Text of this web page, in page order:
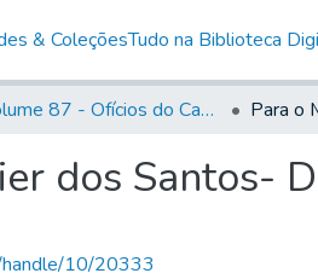
& ColeçõesTudo na Biblioteca
Volume 87 - Ofícios do Capitão General Antonio Manoel de Melo Castro e Mendonça (1797- 1801)
dos Santos-
handle/10/20333